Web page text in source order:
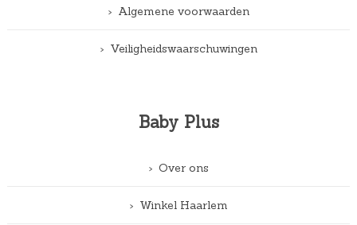
Algemene voorwaarden
Veiligheidswaarschuwingen
Baby Plus
Over ons
Winkel Haarlem